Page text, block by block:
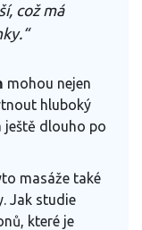
což má
mohou nejen
hluboký
ještě dlouho po
masáže také
Jak studie
které je